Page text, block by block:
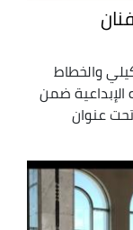
والخطاط
ضمن
عنوان